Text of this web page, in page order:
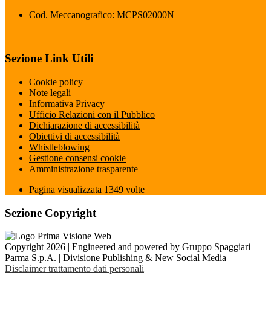
Cod. Meccanografico: MCPS02000N
Sezione Link Utili
Cookie policy
Note legali
Informativa Privacy
Ufficio Relazioni con il Pubblico
Dichiarazione di accessibilità
Obiettivi di accessibilità
Whistleblowing
Gestione consensi cookie
Amministrazione trasparente
Pagina visualizzata 1349 volte
Sezione Copyright
Copyright 2026 | Engineered and powered by Gruppo Spaggiari
Parma S.p.A. | Divisione Publishing & New Social Media
Disclaimer trattamento dati personali